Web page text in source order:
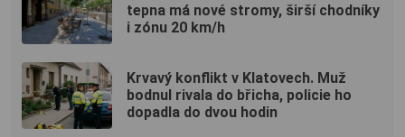
tepna má nové stromy, širší chodníky
i zónu 20 km/h
Krvavý konflikt v Klatovech. Muž
bodnul rivala do břicha, policie ho
dopadla do dvou hodin